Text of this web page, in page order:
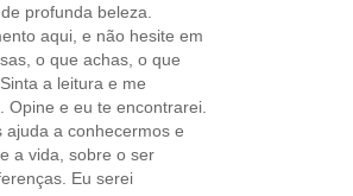
profunda beleza.
aqui, e não hesite em
o que achas, o que
a leitura e me
Opine e eu te encontrarei.
ajuda a conhecermos e
a vida, sobre o ser
Eu serei